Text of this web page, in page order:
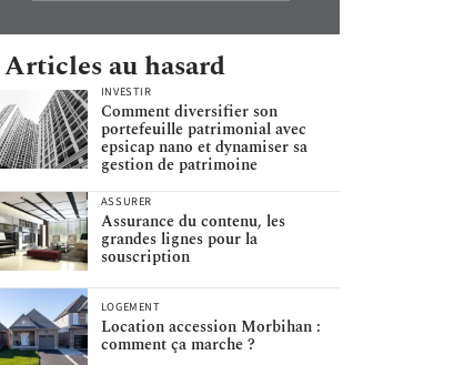
Articles au hasard
INVESTIR
Comment diversifier son
portefeuille patrimonial avec
epsicap nano et dynamiser sa
gestion de patrimoine
ASSURER
Assurance du contenu, les
grandes lignes pour la
souscription
LOGEMENT
Location accession Morbihan :
comment ça marche ?